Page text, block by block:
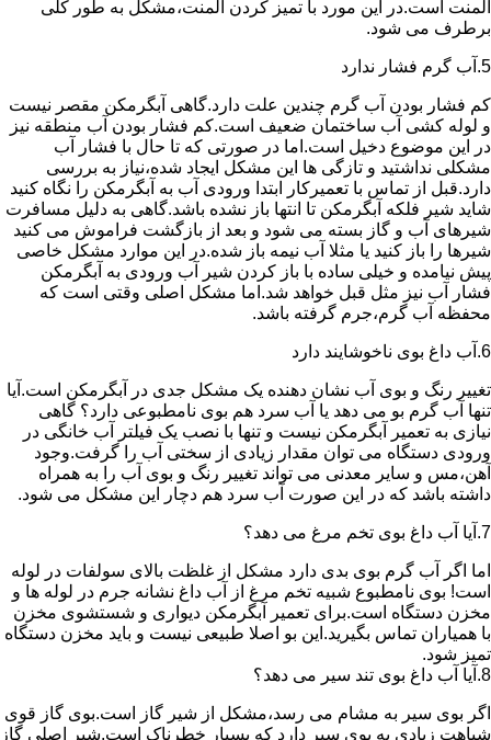
المنت است.در این مورد با تمیز کردن المنت،مشکل به طور کلی
برطرف می شود.
5.آب گرم فشار ندارد
کم فشار بودن آب گرم چندین علت دارد.گاهی آبگرمکن مقصر نیست
و لوله کشی آب ساختمان ضعیف است.کم فشار بودن آب منطقه نیز
در این موضوع دخیل است.اما در صورتی که تا حال با فشار آب
مشکلی نداشتید و تازگی ها این مشکل ایجاد شده،نیاز به بررسی
دارد.قبل از تماس با تعمیرکار ابتدا ورودی آب به آبگرمکن را نگاه کنید
شاید شیر فلکه آبگرمکن تا انتها باز نشده باشد.گاهی به دلیل مسافرت
شیرهای آب و گاز بسته می شود و بعد از بازگشت فراموش می کنید
شیرها را باز کنید یا مثلا آب نیمه باز شده.در این موارد مشکل خاصی
پیش نیامده و خیلی ساده با باز کردن شیر آب ورودی به آبگرمکن
فشار آب نیز مثل قبل خواهد شد.اما مشکل اصلی وقتی است که
محفظه آب گرم،جرم گرفته باشد.
6.آب داغ بوی ناخوشایند دارد
تغییر رنگ و بوی آب نشان دهنده یک مشکل جدی در آبگرمکن است.آیا
تنها آب گرم بو می دهد یا آب سرد هم بوی نامطبوعی دارد؟ گاهی
نیازی به تعمیر آبگرمکن نیست و تنها با نصب یک فیلتر آب خانگی در
ورودی دستگاه می توان مقدار زیادی از سختی آب را گرفت.وجود
آهن،مس و سایر معدنی می تواند تغییر رنگ و بوی آب را به همراه
داشته باشد که در این صورت آب سرد هم دچار این مشکل می شود.
7.آیا آب داغ بوی تخم مرغ می دهد؟
اما اگر آب گرم بوی بدی دارد مشکل از غلظت بالای سولفات در لوله
است! بوی نامطبوع شبیه تخم مرغ از آب داغ نشانه جرم در لوله ها و
مخزن دستگاه است.برای تعمیر آبگرمکن دیواری و شستشوی مخزن
با همیاران تماس بگیرید.این بو اصلا طبیعی نیست و باید مخزن دستگاه
تمیز شود.
8.آیا آب داغ بوی تند سیر می دهد؟
اگر بوی سیر به مشام می رسد،مشکل از شیر گاز است.بوی گاز قوی
شباهت زیادی به بوی سیر دارد که بسیار خطرناک است.شیر اصلی گاز